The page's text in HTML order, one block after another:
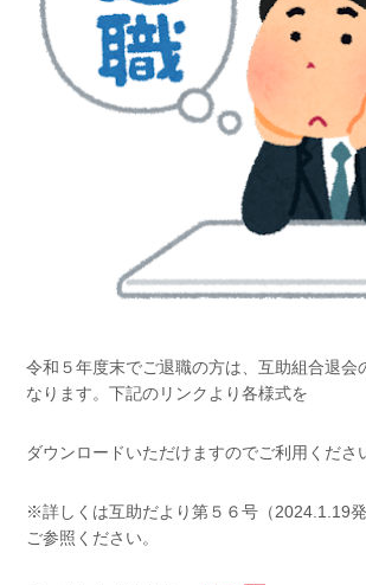
令和５年度末でご退職の方は、互助組合退会
なります。下記のリンクより各様式を
ダウンロードいただけますのでご利用くださ
※詳しくは互助だより第５６号（2024.1.19
ご参照ください。